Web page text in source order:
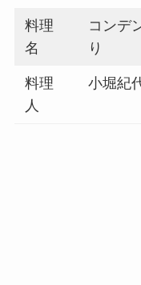
料理
名
コンデ
り
料理
人
小堀紀